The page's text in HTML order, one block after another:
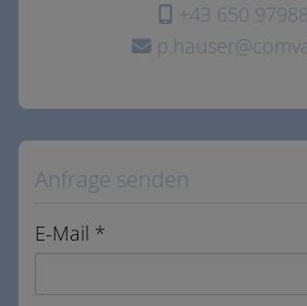
+43 650
Anfrage senden
E-Mail